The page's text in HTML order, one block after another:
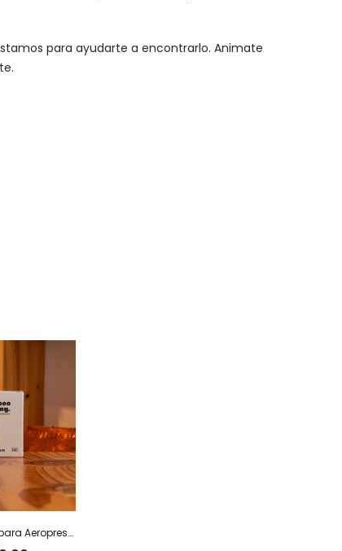
para ayudarte a encontrarlo. Animate
Filtros alternativos para Aeropress x 100 u.